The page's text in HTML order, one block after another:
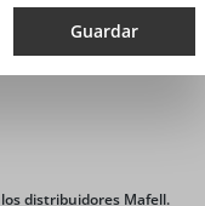
distribuidores Mafell.
Guardar